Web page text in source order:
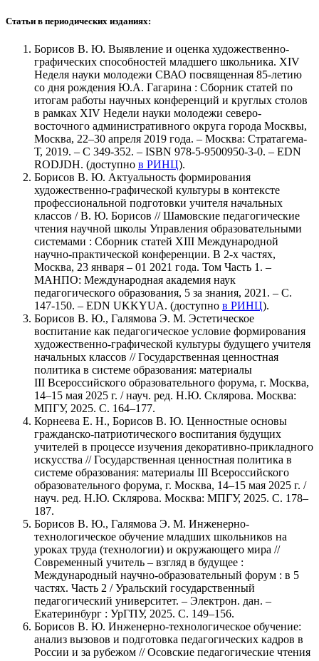
Статьи в периодических изданиях:
Борисов В. Ю. Выявление и оценка художественно-
графических способностей младшего школьника. XIV
Неделя науки молодежи СВАО посвященная 85-летию
со дня рождения Ю.А. Гагарина : Сборник статей по
итогам работы научных конференций и круглых столов
в рамках XIV Недели науки молодежи северо-
восточного административного округа города Москвы,
Москва, 22–30 апреля 2019 года. – Москва: Стратагема-
Т, 2019. – С 349-352. – ISBN 978-5-9500950-3-0. – EDN
RODJDH. (доступно в РИНЦ).
Борисов В. Ю. Актуальность формирования
художественно-графической культуры в контексте
профессиональной подготовки учителя начальных
классов / В. Ю. Борисов // Шамовские педагогические
чтения научной школы Управления образовательными
системами : Сборник статей XIII Международной
научно-практической конференции. В 2-х частях,
Москва, 23 января – 01 2021 года. Том Часть 1. –
МАНПО: Международная академия наук
педагогического образования, 5 за знания, 2021. – С.
147-150. – EDN UKKYUA. (доступно в РИНЦ).
Борисов В. Ю., Галямова Э. М. Эстетическое
воспитание как педагогическое условие формирования
художественно-графической культуры будущего учителя
начальных классов // Государственная ценностная
политика в системе образования: материалы
III Всероссийского образовательного форума, г. Москва,
14–15 мая 2025 г. / науч. ред. Н.Ю. Склярова. Москва:
МПГУ, 2025. С. 164–177.
Корнеева Е. Н., Борисов В. Ю. Ценностные основы
гражданско-патриотического воспитания будущих
учителей в процессе изучения декоративно-прикладного
искусства // Государственная ценностная политика в
системе образования: материалы III Всероссийского
образовательного форума, г. Москва, 14–15 мая 2025 г. /
науч. ред. Н.Ю. Склярова. Москва: МПГУ, 2025. С. 178–
187.
Борисов В. Ю., Галямова Э. М. Инженерно-
технологическое обучение младших школьников на
уроках труда (технологии) и окружающего мира //
Современный учитель – взгляд в будущее :
Международный научно-образовательный форум : в 5
частях. Часть 2 / Уральский государственный
педагогический университет. – Электрон. дан. –
Екатеринбург : УрГПУ, 2025. С. 149–156.
Борисов В. Ю. Инженерно-технологическое обучение:
анализ вызовов и подготовка педагогических кадров в
России и за рубежом // Осовские педагогические чтения